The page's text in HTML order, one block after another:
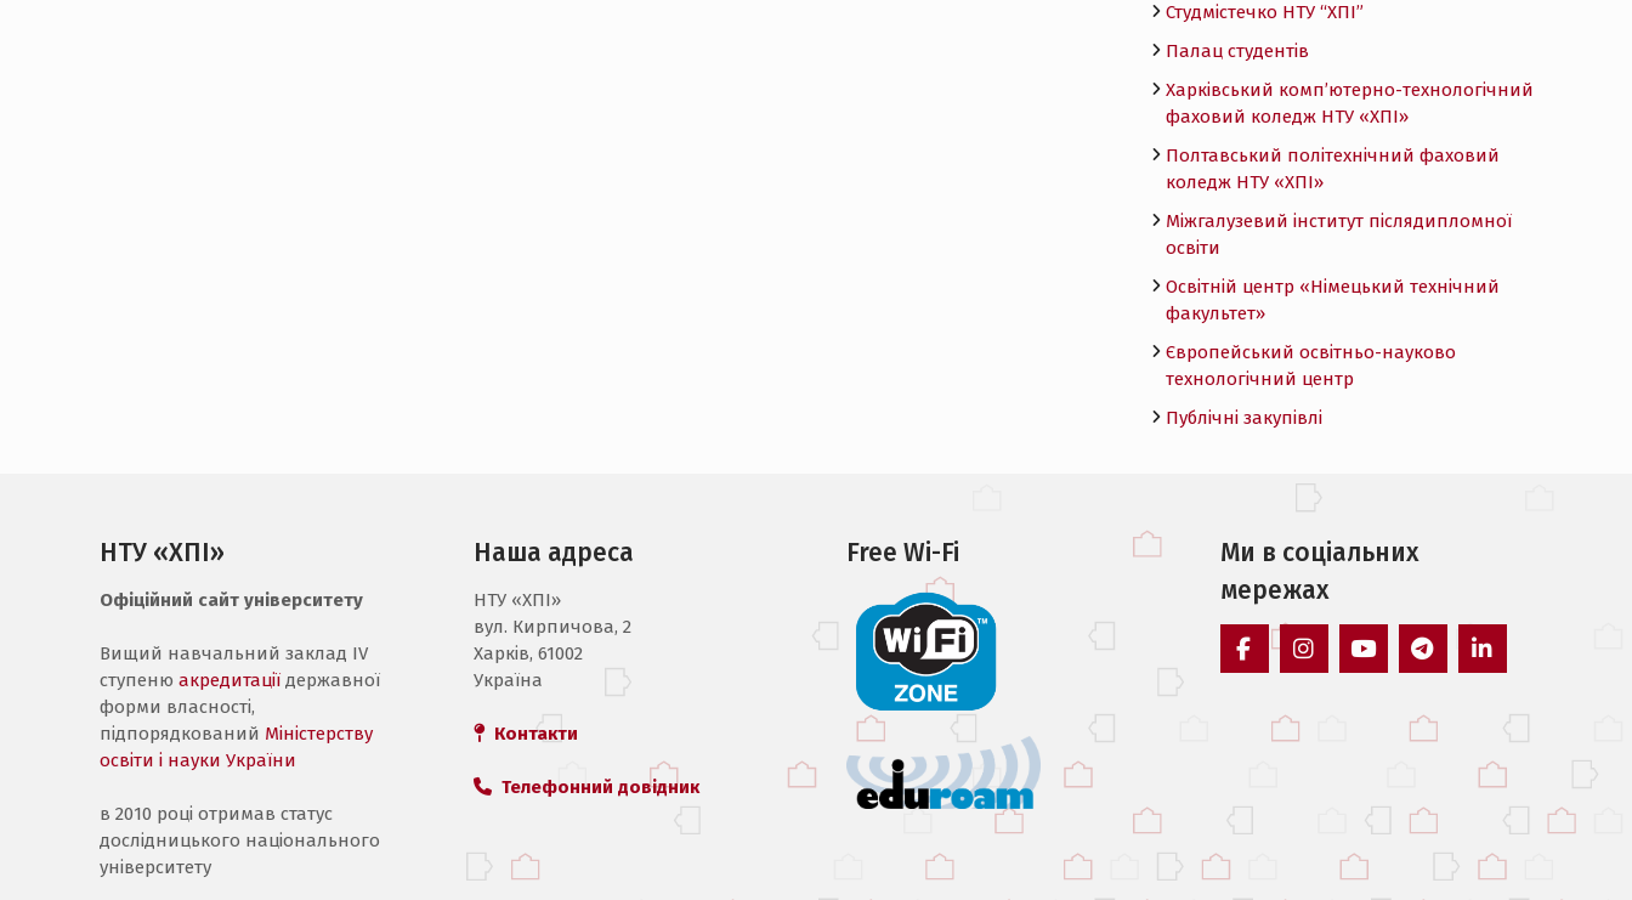
Студмістечко НТУ “ХПІ”
Палац студентів
Харківський комп’ютерно-технологічний
фаховий коледж НТУ «ХПI»
Полтавський політехнічний фаховий
коледж НТУ «ХПI»
Міжгалузевий інститут післядипломної
освіти
Освітній центр «Німецький технічний
факультет»
Європейський освітньо-науково
технологічний центр
Публічні закупівлі
НТУ «ХПІ»
Офіційний сайт університету
Вищий навчальний заклад IV
ступеню акредитації державної
форми власності,
підпорядкований Міністерству
освіти і науки України
в 2010 році отримав статус
дослідницького національного
університету
Наша адреса
НТУ «ХПI»
вул. Кирпичова, 2
Харків, 61002
Україна
Контакти
Телефонний довідник
Free Wi-Fi
Ми в соцiальних
мережах